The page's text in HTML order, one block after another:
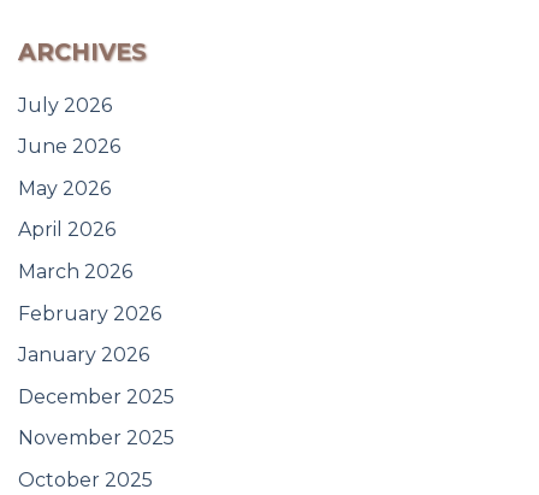
ARCHIVES
July 2026
June 2026
May 2026
April 2026
March 2026
February 2026
January 2026
December 2025
November 2025
October 2025